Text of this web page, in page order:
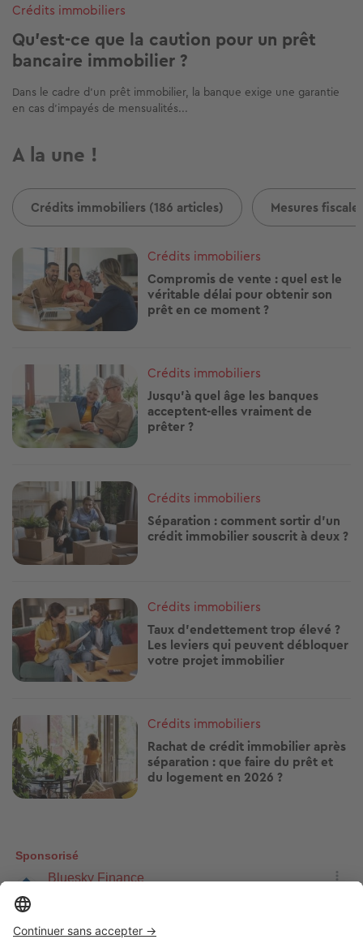
Crédits immobiliers
Qu’est-ce que la caution pour un prêt
bancaire immobilier ?
Dans le cadre d’un prêt immobilier, la banque exige une garantie
en cas d’impayés de mensualités...
A la une !
Crédits immobiliers (186 articles) Mesures
Image
Crédits immobiliers
Compromis de vente : quel est le
véritable délai pour obtenir son
prêt en ce moment ?
Crédits immobiliers
Jusqu'à quel âge les banques
acceptent-elles vraiment de
prêter ?
Image
Crédits immobiliers
Séparation : comment sortir d'un
crédit immobilier souscrit à deux ?
Image
Crédits immobiliers
Taux d’endettement trop élevé ?
Les leviers qui peuvent débloquer
votre projet immobilier
Image
Crédits immobiliers
Rachat de crédit immobilier après
séparation : que faire du prêt et
du logement en 2026 ?